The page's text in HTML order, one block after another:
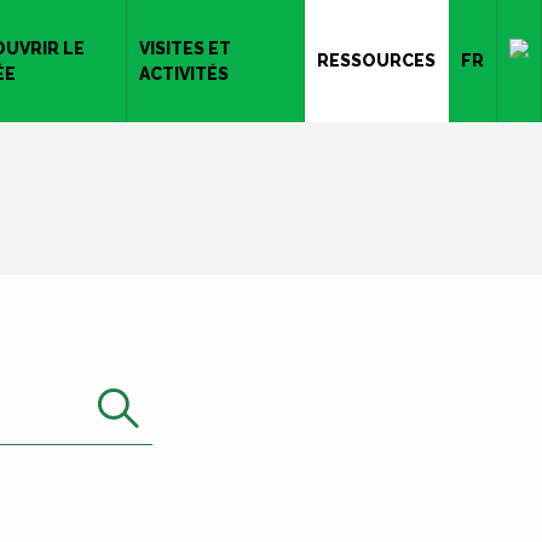
LE
VISITES ET
ACTIVITÉS
RESSOURCES FR